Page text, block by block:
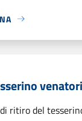
ritiro del